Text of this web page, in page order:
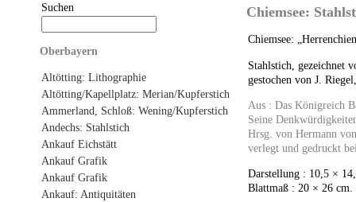
Suchen
Oberbayern
Altötting: Lithographie
Altötting/Kapellplatz: Merian/Kupferstich
Ammerland, Schloß: Wening/Kupferstich
Andechs: Stahlstich
Ankauf Eichstätt
Ankauf Grafik
Ankauf Grafik
Ankauf: Antiquitäten
Chiemsee:
Chiemsee:
Stahlstich, gezeichnet
gestochen von J.
Aus : Das Königreich
Seine
Hrsg. von Hermann
verlegt und gedruckt
Darstellung : 10,5 ×
Blattmaß : 20 × 26 cm.